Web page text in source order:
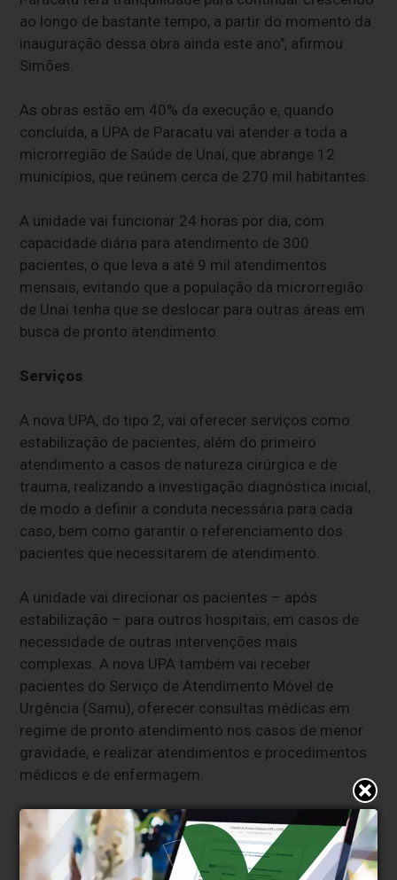
ao longo de bastante tempo, a partir do momento da
inauguração dessa obra ainda este ano", afirmou
Simões.
As obras estão em 40% da execução e, quando
concluída, a UPA de Paracatu vai atender a toda a
microrregião de Saúde de Unaí, que abrange 12
municípios, que reúnem cerca de 270 mil habitantes.
A unidade vai funcionar 24 horas por dia, com
capacidade diária para atendimento de 300
pacientes, o que leva a até 9 mil atendimentos
mensais, evitando que a população da microrregião
de Unaí tenha que se deslocar para outras áreas em
busca de pronto atendimento.
Serviços
A nova UPA, do tipo 2, vai oferecer serviços como
estabilização de pacientes, além do primeiro
atendimento a casos de natureza cirúrgica e de
trauma, realizando a investigação diagnóstica inicial,
de modo a definir a conduta necessária para cada
caso, bem como garantir o referenciamento dos
pacientes que necessitarem de atendimento.
A unidade vai direcionar os pacientes – após
estabilização – para outros hospitais, em casos de
necessidade de outras intervenções mais
complexas. A nova UPA também vai receber
pacientes do Serviço de Atendimento Móvel de
Urgência (Samu), oferecer consultas médicas em
regime de pronto atendimento nos casos de menor
gravidade, e realizar atendimentos e procedimentos
médicos e de enfermagem.
O pronto-atendimento também vai prestar apoio
diagnóstico e terapêutico conforme a sua
complexidade, além de manter pacientes em